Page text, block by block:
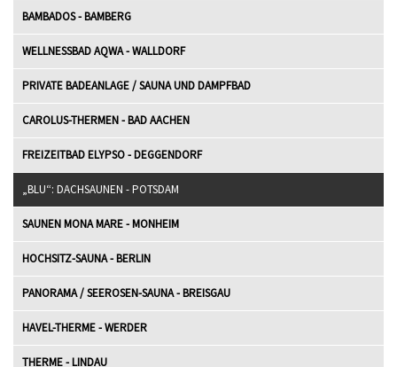
BAMBADOS - BAMBERG
WELLNESSBAD AQWA - WALLDORF
PRIVATE BADEANLAGE / SAUNA UND DAMPFBAD
CAROLUS-THERMEN - BAD AACHEN
FREIZEITBAD ELYPSO - DEGGENDORF
„BLU“: DACHSAUNEN - POTSDAM
SAUNEN MONA MARE - MONHEIM
HOCHSITZ-SAUNA - BERLIN
PANORAMA / SEEROSEN-SAUNA - BREISGAU
HAVEL-THERME - WERDER
THERME - LINDAU